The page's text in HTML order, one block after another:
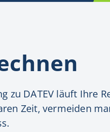
zu DATEV läuft Ihre
Zeit, vermeiden